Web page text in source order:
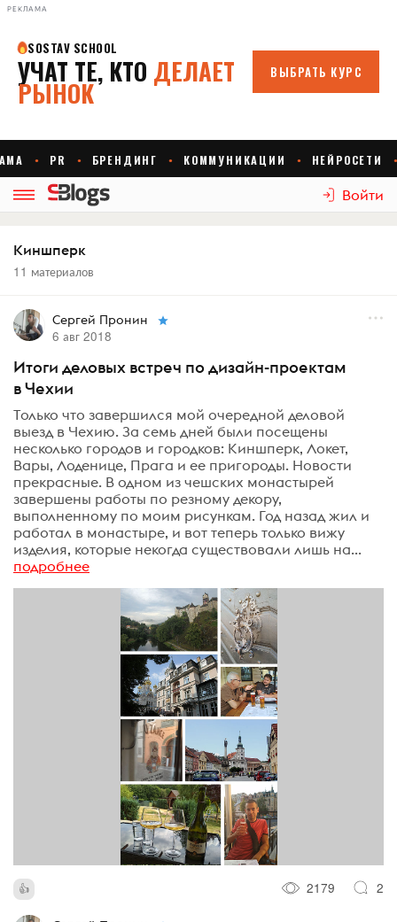
РЕКЛАМА
Войти
Киншперк
11 материалов
Сергей Пронин
6 авг 2018
Итоги деловых встреч по дизайн-проектам
в Чехии
Только что завершился мой очередной деловой
выезд в Чехию. За семь дней были посещены
несколько городов и городков: Киншперк, Локет,
Вары, Лоденице, Прага и ее пригороды. Новости
прекрасные. В одном из чешских монастырей
завершены работы по резному декору,
выполненному по моим рисункам. Год назад жил и
работал в монастыре, и вот теперь только вижу
изделия, которые некогда существовали лишь на...
подробнее
2179 2